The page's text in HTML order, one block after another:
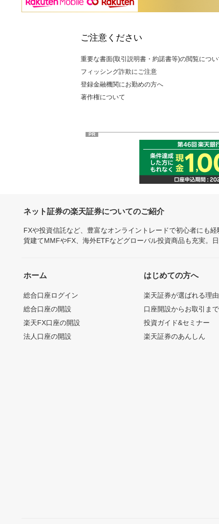
ご注意ください
重要な書面(取引説明書・約諾書等)の閲覧につ
フィッシング詐欺にご注意
登録金融機関にお勤めの方へ
著作権について
PR
ネット証券の楽天証券についてのご紹介
FXや投資信託など、豊富なオンライントレードで初心者にも
貨建てMMFやFX、海外ETFなどグローバル投資商品も充実。
ホーム
総合口座ログイン
総合口座の開設
楽天FX口座の開設
法人口座の開設
はじめての方へ
楽天証券が選ばれる理由
口座開設からお取引ま
投資ガイド&セミナー
楽天証券のあんしん